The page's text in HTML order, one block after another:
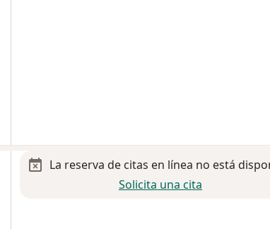
La reserva de citas en línea no está
Solicita una cita